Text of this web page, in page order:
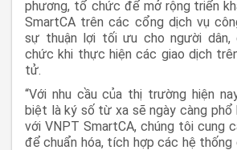
phương, tổ chức để mở rộng triển
SmartCA trên các cổng dịch vụ
sự thuận lợi tối ưu cho người dân,
chức khi thực hiện các giao dịch
tử.
“Với nhu cầu của thị trường hiện
biệt là ký số từ xa sẽ ngày càng phổ
với VNPT SmartCA, chúng tôi cung
để chuẩn hóa, tích hợp các hệ thống